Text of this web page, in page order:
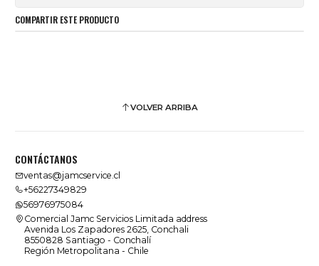
COMPARTIR ESTE PRODUCTO
VOLVER ARRIBA
CONTÁCTANOS
ventas@jamcservice.cl
+56227349829
56976975084
Comercial Jamc Servicios Limitada address
Avenida Los Zapadores 2625, Conchali
8550828 Santiago - Conchalí
Región Metropolitana - Chile